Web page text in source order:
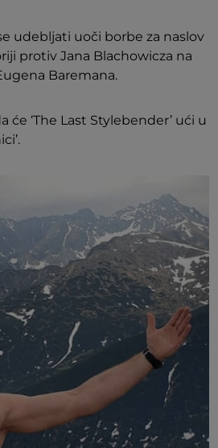
udebljati uoči borbe za naslov
protiv Jana Blachowicza na
Baremana.
‘The Last Stylebender’ ući u